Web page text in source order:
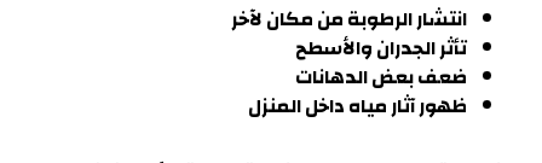
انتشار الرطوبة من مكان لآخر
تأثر الجدران والأسطح
ضعف بعض الدهانات
ظهور آثار مياه داخل المنزل